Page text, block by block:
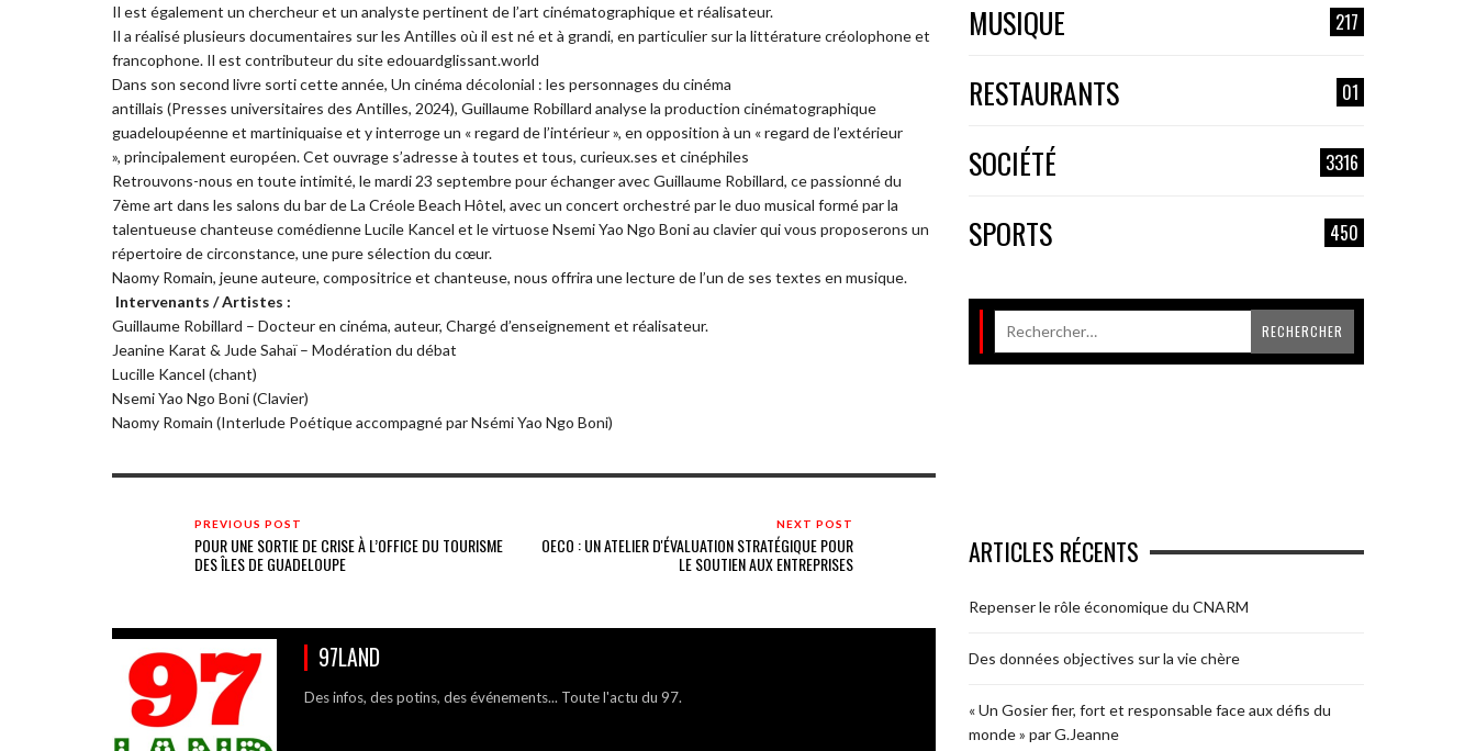
Il est également un chercheur et un analyste pertinent de l’art cinématographique et réalisateur.
Il a réalisé plusieurs documentaires sur les Antilles où il est né et à grandi, en particulier sur la littérature créolophone et
francophone. Il est contributeur du site edouardglissant.world
Dans son second livre sorti cette année, Un cinéma décolonial : les personnages du cinéma
antillais (Presses universitaires des Antilles, 2024), Guillaume Robillard analyse la production cinématographique
guadeloupéenne et martiniquaise et y interroge un « regard de l’intérieur », en opposition à un « regard de l’extérieur
», principalement européen. Cet ouvrage s’adresse à toutes et tous, curieux.ses et cinéphiles
Retrouvons-nous en toute intimité, le mardi 23 septembre pour échanger avec Guillaume Robillard, ce passionné du
7ème art dans les salons du bar de La Créole Beach Hôtel, avec un concert orchestré par le duo musical formé par la
talentueuse chanteuse comédienne Lucile Kancel et le virtuose Nsemi Yao Ngo Boni au clavier qui vous proposerons un
répertoire de circonstance, une pure sélection du cœur.
Naomy Romain, jeune auteure, compositrice et chanteuse, nous offrira une lecture de l’un de ses textes en musique.
Intervenants / Artistes :
Guillaume Robillard – Docteur en cinéma, auteur, Chargé d’enseignement et réalisateur.
Jeanine Karat & Jude Sahaï – Modération du débat
Lucille Kancel (chant)
Nsemi Yao Ngo Boni (Clavier)
Naomy Romain (Interlude Poétique accompagné par Nsémi Yao Ngo Boni)
PREVIOUS POST
POUR UNE SORTIE DE CRISE À L’OFFICE DU TOURISME
DES ÎLES DE GUADELOUPE
NEXT POST
OECO : UN ATELIER D'ÉVALUATION STRATÉGIQUE POUR
LE SOUTIEN AUX ENTREPRISES
97LAND
Des infos, des potins, des événements... Toute l'actu du 97.
MUSIQUE 217
RESTAURANTS 01
SOCIÉTÉ 3316
SPORTS 450
ARTICLES RÉCENTS
Repenser le rôle économique du CNARM
Des données objectives sur la vie chère
« Un Gosier fier, fort et responsable face aux défis du
monde » par G.Jeanne